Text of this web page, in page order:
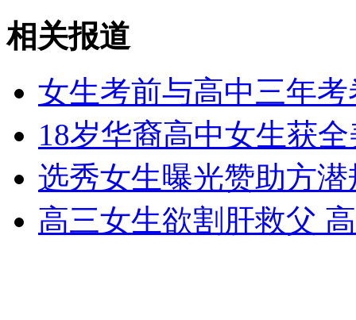
女孩北京地铁殴打老人 痛下狠手拳打脚踢
无痛分娩是否安全 医生回应
相关报道
女生考前与高中三年
18岁华裔高中女生获
选秀女生曝光赞助方
高三女生欲割肝救父